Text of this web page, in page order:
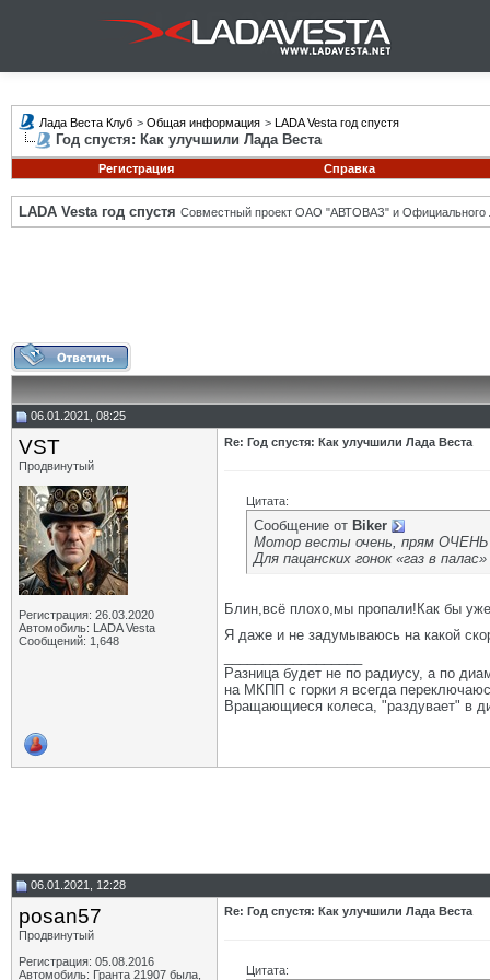
Лада Веста Клуб > Общая информация > LADA Vesta год спустя
Год спустя: Как улучшили Лада Веста
Регистрация Справка
LADA Vesta год спустя Совместный проект ОАО "АВТОВАЗ" и Официального
06.01.2021, 08:25
VST
Продвинутый
Регистрация: 26.03.2020
Автомобиль: LADA Vesta
Сообщений: 1,648
Re: Год спустя: Как улучшили Лада Веста
Цитата:
Сообщение от Biker
Мотор весты очень, прям ОЧЕНЬ
Для пацанских гонок «газ в
Блин,всё плохо,мы пропали!Как бы
Я даже и не задумываюсь на какой
Разница будет не по радиусу, а по
на МКПП с горки я всегда
Вращающиеся колеса, "раздувает" в
06.01.2021, 12:28
posan57
Продвинутый
Регистрация: 05.08.2016
Автомобиль: Гранта 21907 была,
Re: Год спустя: Как улучшили Лада Веста
Цитата: